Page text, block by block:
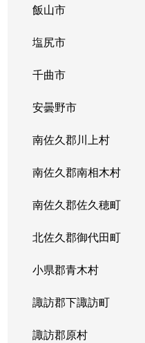
飯山市
塩尻市
千曲市
安曇野市
南佐久郡川上村
南佐久郡南相木村
南佐久郡佐久穂町
北佐久郡御代田町
小県郡青木村
諏訪郡下諏訪町
諏訪郡原村